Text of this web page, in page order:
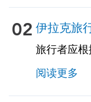
（MMR）•
年人，以及
02 伊拉克旅
旅行者应
国量身定制
阅读更多